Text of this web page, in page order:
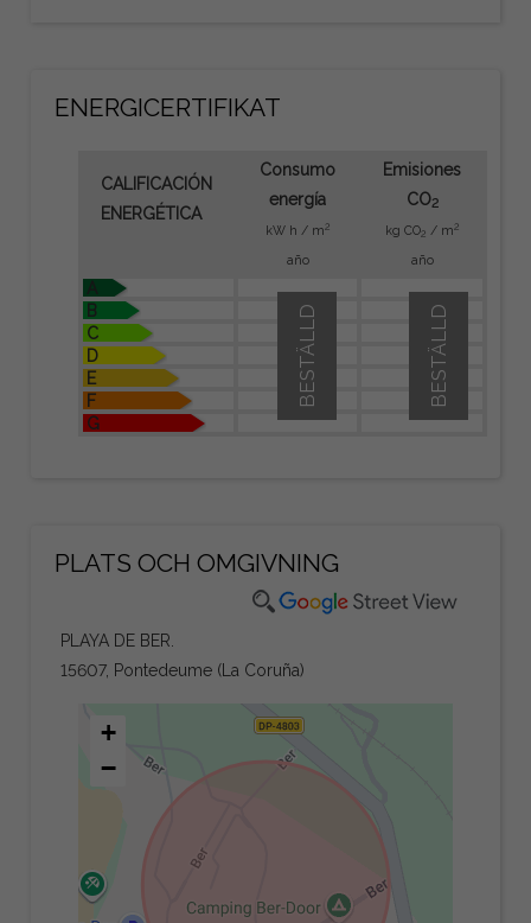
ENERGICERTIFIKAT
CALIFICACIÓN
ENERGÉTICA
Consumo
energía
kW h / m2
año
Emisiones
CO2
kg CO2 / m2
año
A
B
C
D
E
F
G
BESTÄLLD
BESTÄLLD
PLATS OCH OMGIVNING
PLAYA DE BER.
15607, Pontedeume (La Coruña)
+
−